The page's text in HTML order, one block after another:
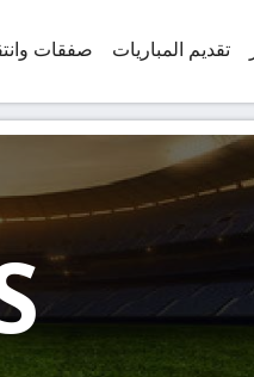
تقديم المباريات صفقات